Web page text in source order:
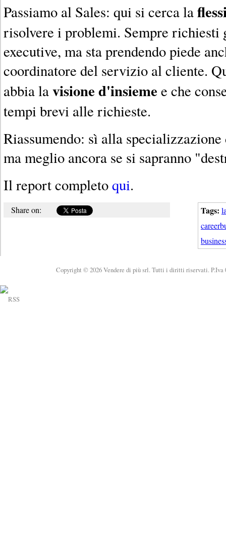
Passiamo al Sales: qui si cerca la
risolvere i problemi. Sempre richiesti
executive, ma sta prendendo piede
coordinatore del servizio al cliente.
abbia lavisione d'insieme e che
tempi brevi alle richieste.
Riassumendo: sì alla
ma meglio ancora se si sapranno
Il report completoqui.
Tags:
Share on:
Copyright © 2026 Vendere di più srl. Tutti i diritti riservati. P.Iva